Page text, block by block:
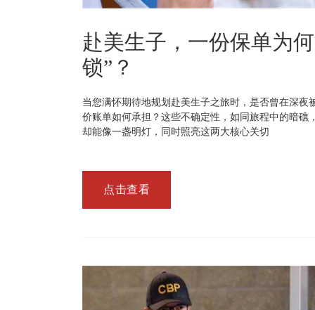
赴美生子，一份保单为
锁”？
当您满怀期待地规划赴美生子之旅时，是否曾在深
价账单如何承担？这些不确定性，如同旅程中的暗
却能像一盏明灯，同时照亮这两大核心关切
点击查看